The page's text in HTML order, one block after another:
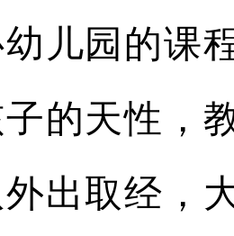
儿园的课
的天性，
出取经，